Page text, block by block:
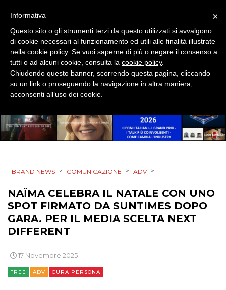
NORMATIVE
TREND
CASE HISTORY
OPINIONI
BRAND NEWS > COMUNICAZIONE > ADV >
NAÏMA CELEBRA IL NATALE CON UNO
SPOT FIRMATO DA SUNTIMES DOPO
GARA. PER IL MEDIA SCELTA NEXT
DIFFERENT
17 Novembre 2025
FREE ADV CURA PERSONA
×
Informativa
Questo sito o gli strumenti terzi da questo utilizzati si avvalgono
di cookie necessari al funzionamento ed utili alle finalità illustrate
nella cookie policy. Se vuoi saperne di più o negare il consenso a
tutti o ad alcuni cookie, consulta la cookie policy.
Chiudendo questo banner, scorrendo questa pagina, cliccando
su un link o proseguendo la navigazione in altra maniera,
acconsenti all’uso dei cookie.